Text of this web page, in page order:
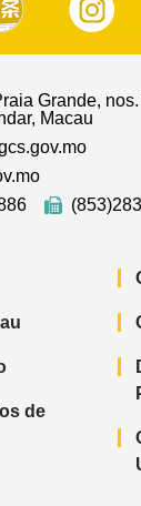
Grande,
Macau
de